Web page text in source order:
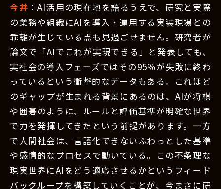
今井 ：AI活用の現在地を語るうえで、研究と実際
の業務や組織にAIを導入・運用する実装現場との
乖離が生じている点も見過ごせません。研究者が
論文で「AIでこれが実現できる」と発表しても、
実社会の導入フェーズではその95％が失敗に終わ
っているという衝撃的なデータもある。これほど
のギャップが生まれる背景にあるのは、AIが将棋
や囲碁のように、ルールと評価基準が明確な世界
で力を発揮してきたという前提があります。一方
で人間社会は、言語化できないふわっとした基準
や感情的なプロセスで動いている。この不条理な
現実世界にAIをどう適応させるかというフィード
バックループを構築していくことが、今まさに研